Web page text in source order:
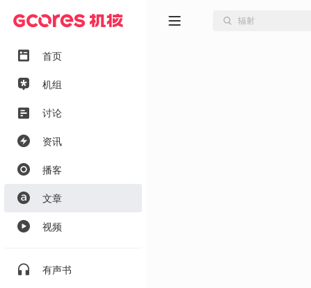
首页
机组
讨论
资讯
播客
文章
视频
有声书